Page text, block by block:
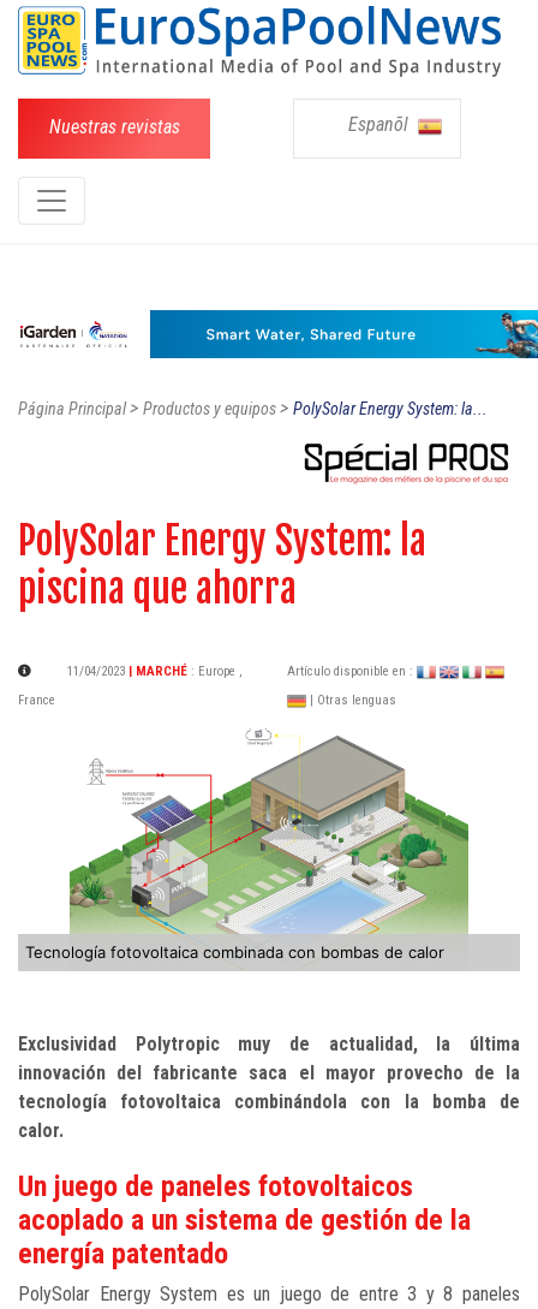
Nuestras revistas Espanõl
Página Principal> Productos y equipos> PolySolar Energy System: la...
PolySolar Energy System: la
piscina que ahorra
11/04/2023 | MARCHÉ : Europe ,
France
Artículo disponible en :
| Otras lenguas
Tecnología fotovoltaica combinada con bombas de calor
Exclusividad Polytropic muy de actualidad, la última
innovación del fabricante saca el mayor provecho de la
tecnología fotovoltaica combinándola con la bomba de
calor.
Un juego de paneles fotovoltaicos
acoplado a un sistema de gestión de la
energía patentado
PolySolar Energy System es un juego de entre 3 y 8 paneles